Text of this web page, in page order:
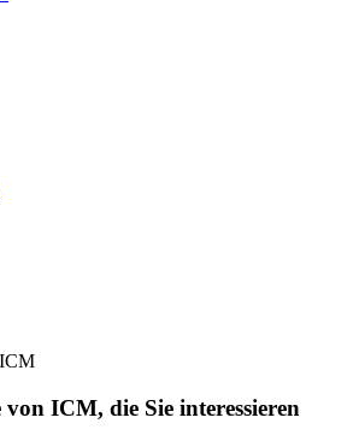
ICM, die Sie interessieren